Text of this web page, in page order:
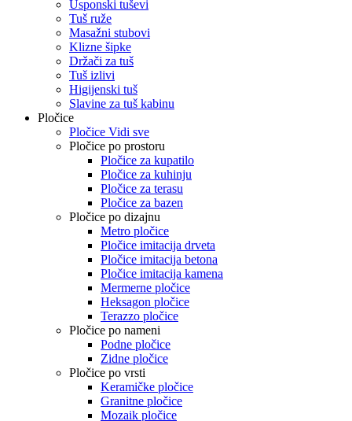
Usponski tuševi
Tuš ruže
Masažni stubovi
Klizne šipke
Držači za tuš
Tuš izlivi
Higijenski tuš
Slavine za tuš kabinu
Pločice
Pločice Vidi sve
Pločice po prostoru
Pločice za kupatilo
Pločice za kuhinju
Pločice za terasu
Pločice za bazen
Pločice po dizajnu
Metro pločice
Pločice imitacija drveta
Pločice imitacija betona
Pločice imitacija kamena
Mermerne pločice
Heksagon pločice
Terazzo pločice
Pločice po nameni
Podne pločice
Zidne pločice
Pločice po vrsti
Keramičke pločice
Granitne pločice
Mozaik pločice